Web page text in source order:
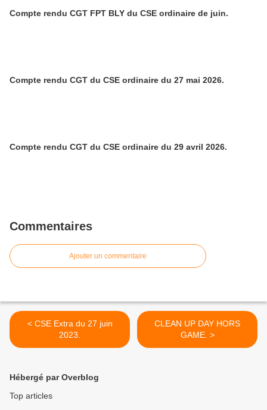
Compte rendu CGT FPT BLY du CSE ordinaire de juin.
Compte rendu CGT du CSE ordinaire du 27 mai 2026.
Compte rendu CGT du CSE ordinaire du 29 avril 2026.
Commentaires
Ajouter un commentaire
< CSE Extra du 27 juin
2023.
CLEAN UP DAY HORS
GAME. >
Hébergé par Overblog
Top articles